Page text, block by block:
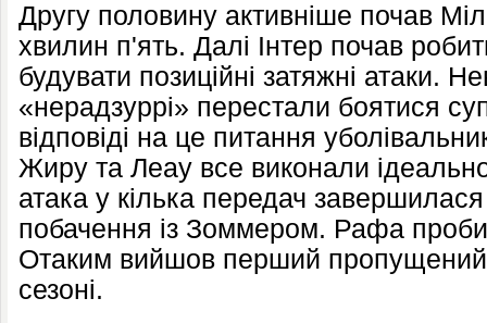
Другу половину активніше почав
хвилин п'ять. Далі Інтер почав
будувати позиційні затяжні атаки.
«нерадзуррі» перестали боятися
відповіді на це питання
Жиру та Леау все виконали
атака у кілька передач
побачення із Зоммером. Рафа
Отаким вийшов перший пропущений
сезоні.